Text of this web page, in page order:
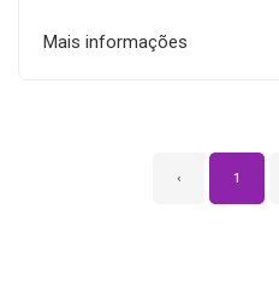
Mais informações
‹ 1